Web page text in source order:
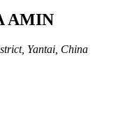
AMIN
Yantai, China